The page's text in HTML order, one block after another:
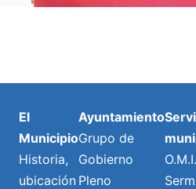
El
Municipio
Historia,
ubicación
Ayuntamiento
Grupo de
Gobierno
Pleno